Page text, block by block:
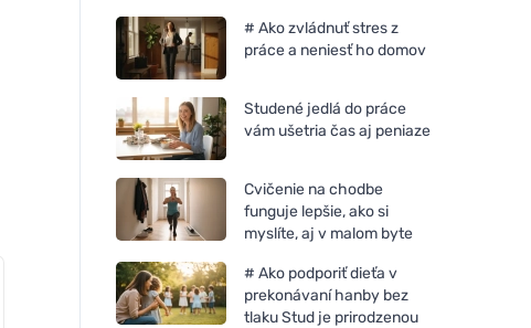
# Ako zvládnuť stres z
práce a neniesť ho domov
Studené jedlá do práce
vám ušetria čas aj peniaze
Cvičenie na chodbe
funguje lepšie, ako si
myslíte, aj v malom byte
# Ako podporiť dieťa v
prekonávaní hanby bez
tlaku Stud je prirodzenou